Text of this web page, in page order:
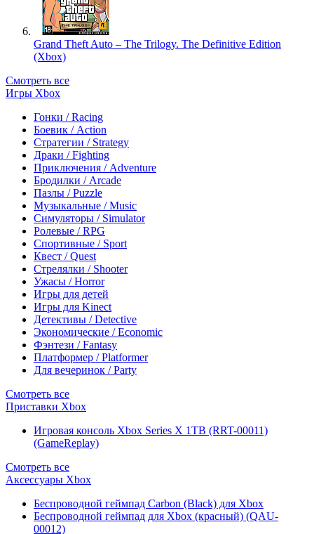
Grand Theft Auto – The Trilogy. The Definitive Edition
(Xbox)
Смотреть все
Игры Xbox
Гонки / Racing
Боевик / Action
Стратегии / Strategy
Драки / Fighting
Приключения / Adventure
Бродилки / Arcade
Пазлы / Puzzle
Музыкальные / Music
Симуляторы / Simulator
Ролевые / RPG
Спортивные / Sport
Квест / Quest
Стрелялки / Shooter
Ужасы / Horror
Игры для детей
Игры для Kinect
Детективы / Detective
Экономические / Economic
Фэнтези / Fantasy
Платформер / Platformer
Для вечеринок / Party
Смотреть все
Приставки Xbox
Игровая консоль Xbox Series X 1TB (RRT-00011)
(GameReplay)
Смотреть все
Аксессуары Xbox
Беспроводной геймпад Carbon (Black) для Xbox
Беспроводной геймпад для Xbox (красный) (QAU-
00012)